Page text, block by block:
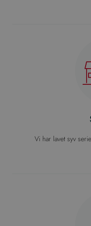
Vi har lavet syv